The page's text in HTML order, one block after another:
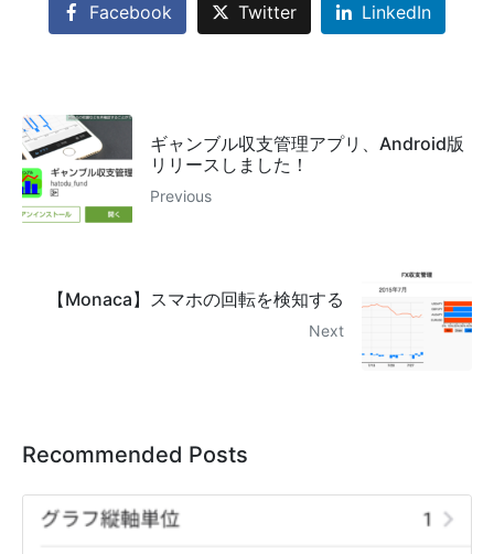
Facebook Twitter LinkedIn
ギャンブル収支管理アプリ、Android版
リリースしました！
Previous
【Monaca】スマホの回転を検知する
Next
Recommended Posts